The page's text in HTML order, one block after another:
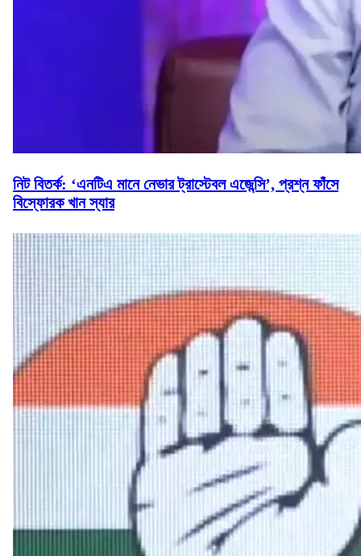
নিট বিতর্ক: ‘এনটিএ মানে নেভার ট্রাস্টেবল এজেন্সি’, প্রশ্ন ফাঁসে
বিস্ফোরক খান স্যার